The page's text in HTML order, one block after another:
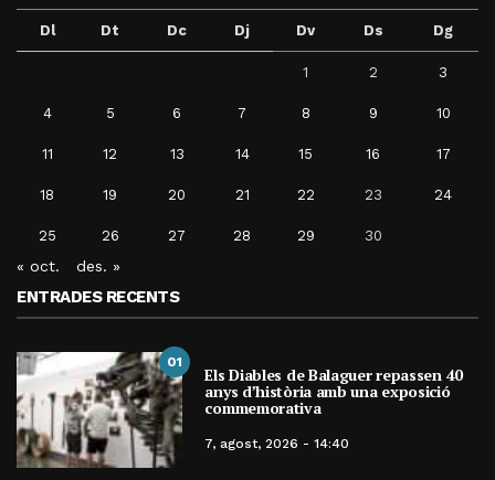
Dl Dt Dc Dj Dv Ds Dg
1 2 3
4 5 6 7 8 9 10
11 12 13 14 15 16 17
18 19 20 21 22 23 24
25 26 27 28 29 30
« oct. des. »
ENTRADES RECENTS
01
Els Diables de Balaguer repassen 40
anys d’història amb una exposició
commemorativa
7, agost, 2026 - 14:40